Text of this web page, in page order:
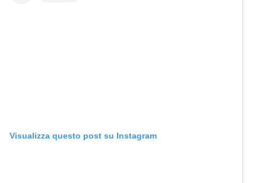
Visualizza questo post su Instagram